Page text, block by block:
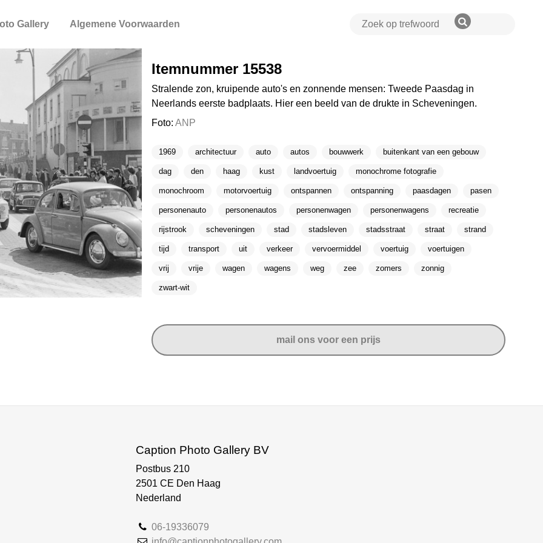
Gallery Algemene Voorwaarden
Itemnummer 15538
Stralende zon, kruipende auto's en zonnende mensen: Tweede Paasdag in
Neerlands eerste badplaats. Hier een beeld van de drukte in Scheveningen.
Foto: ANP
1969 architectuur auto autos bouwwerk buitenkant van een gebouw
dag den haag kust landvoertuig monochrome fotografie
monochroom motorvoertuig ontspannen ontspanning paasdagen pasen
personenauto personenautos personenwagen personenwagens recreatie
rijstrook scheveningen stad stadsleven stadsstraat straat strand
tijd transport uit verkeer vervoermiddel voertuig voertuigen
vrij vrije wagen wagens weg zee zomers zonnig
zwart-wit
mail ons voor een prijs
Caption Photo Gallery BV
Postbus 210
2501 CE Den Haag
Nederland
06-19336079